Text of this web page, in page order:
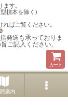
す。
標本を除く)
ばご覧ください。
発送も承っておりま
ご記入ください。
カート
案内